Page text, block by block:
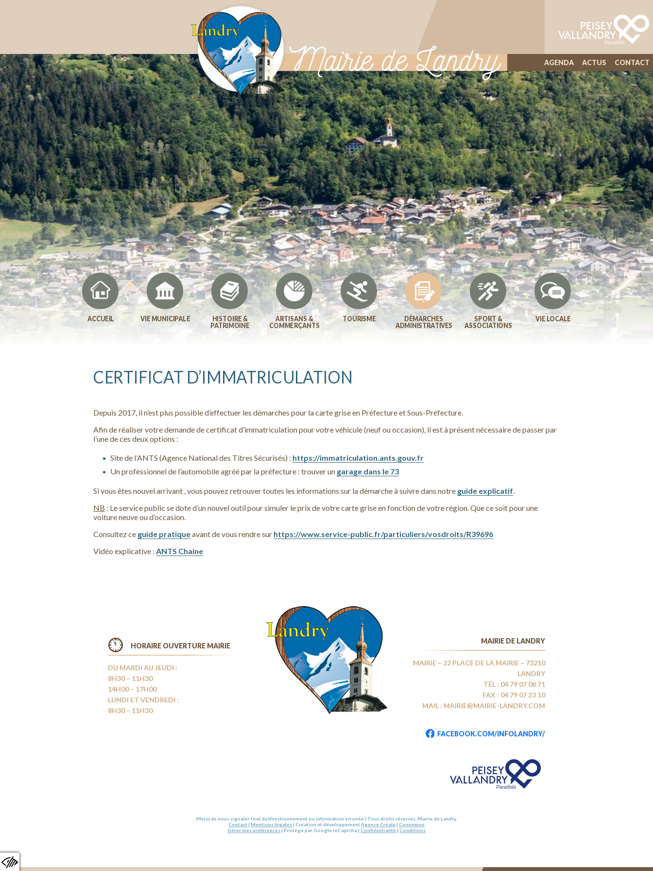
Mairie de Landry AGENDA ACTUS CONTACT
ILLIWAP
ACCUEIL VIE MUNICIPALE
HISTOIRE &
PATRIMOINE
ARTISANS &
COMMERÇANTS
TOURISME
DÉMARCHES
ADMINISTRATIVES
SPORT &
ASSOCIATIONS
VIE LOCALE
CERTIFICAT D’IMMATRICULATION
Depuis 2017, il n’est plus possible d’effectuer les démarches pour la carte grise en Préfecture et Sous-Préfecture.
Afin de réaliser votre demande de certificat d’immatriculation pour votre véhicule (neuf ou occasion), il est à présent nécessaire de passer par
l’une de ces deux options :
Site de l’ANTS (Agence National des Titres Sécurisés) : https://immatriculation.ants.gouv.fr
Un professionnel de l’automobile agréé par la préfecture : trouver un garage dans le 73
Si vous êtes nouvel arrivant , vous pouvez retrouver toutes les informations sur la démarche à suivre dans notre guide explicatif.
NB : Le service public se dote d’un nouvel outil pour simuler le prix de votre carte grise en fonction de votre région. Que ce soit pour une
voiture neuve ou d’occasion.
Consultez ce guide pratiqueavant de vous rendre sur https://www.service-public.fr/particuliers/vosdroits/R39696
Vidéo explicative : ANTS Chaine
HORAIRE OUVERTURE MAIRIE
DU MARDI AU JEUDI :
8H30 – 11H30
14H00 – 17H00
LUNDI ET VENDREDI :
8H30 – 11H30
MAIRIE DE LANDRY
MAIRIE – 22 PLACE DE LA MAIRIE – 73210
LANDRY
TÉL : 04 79 07 08 71
FAX : 04 79 07 23 10
MAIL : MAIRIE@MAIRIE-LANDRY.COM
FACEBOOK.COM/INFOLANDRY/
Merci de nous signaler tout dysfonctionnement ou information erronée | Tous droits réservés, Mairie de Landry.
Contact| Mentions légales| Création et développementAgence Créalp | Connexion
Gérer mes préférences| Protégé par Google reCaptcha | Confidentialité| Conditions